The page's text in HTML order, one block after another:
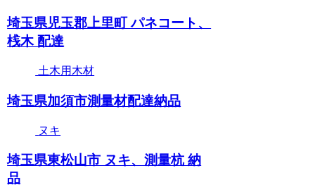
埼玉県児玉郡上里町 パネコート、
桟木 配達
土木用木材
埼玉県加須市測量材配達納品
ヌキ
埼玉県東松山市 ヌキ、測量杭 納
品